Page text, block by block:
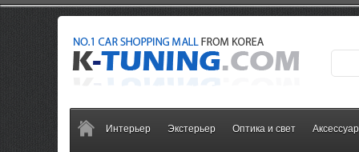
Интерьер Экстерьер Оптика и свет